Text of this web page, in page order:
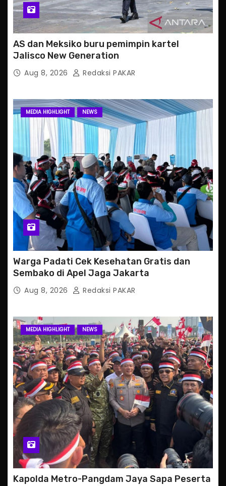
AS dan Meksiko buru pemimpin kartel
Jalisco New Generation
Aug 8, 2026 Redaksi PAKAR
MEDIA HIGHLIGHT NEWS
Warga Padati Cek Kesehatan Gratis dan
Sembako di Apel Jaga Jakarta
Aug 8, 2026 Redaksi PAKAR
MEDIA HIGHLIGHT NEWS
Kapolda Metro-Pangdam Jaya Sapa Peserta